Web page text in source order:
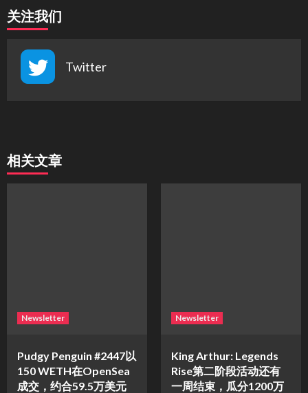
关注我们
Twitter
相关文章
Newsletter
Pudgy Penguin #2447以
150 WETH在OpenSea
成交，约合59.5万美元
Newsletter
King Arthur: Legends
Rise第二阶段活动还有
一周结束，瓜分1200万